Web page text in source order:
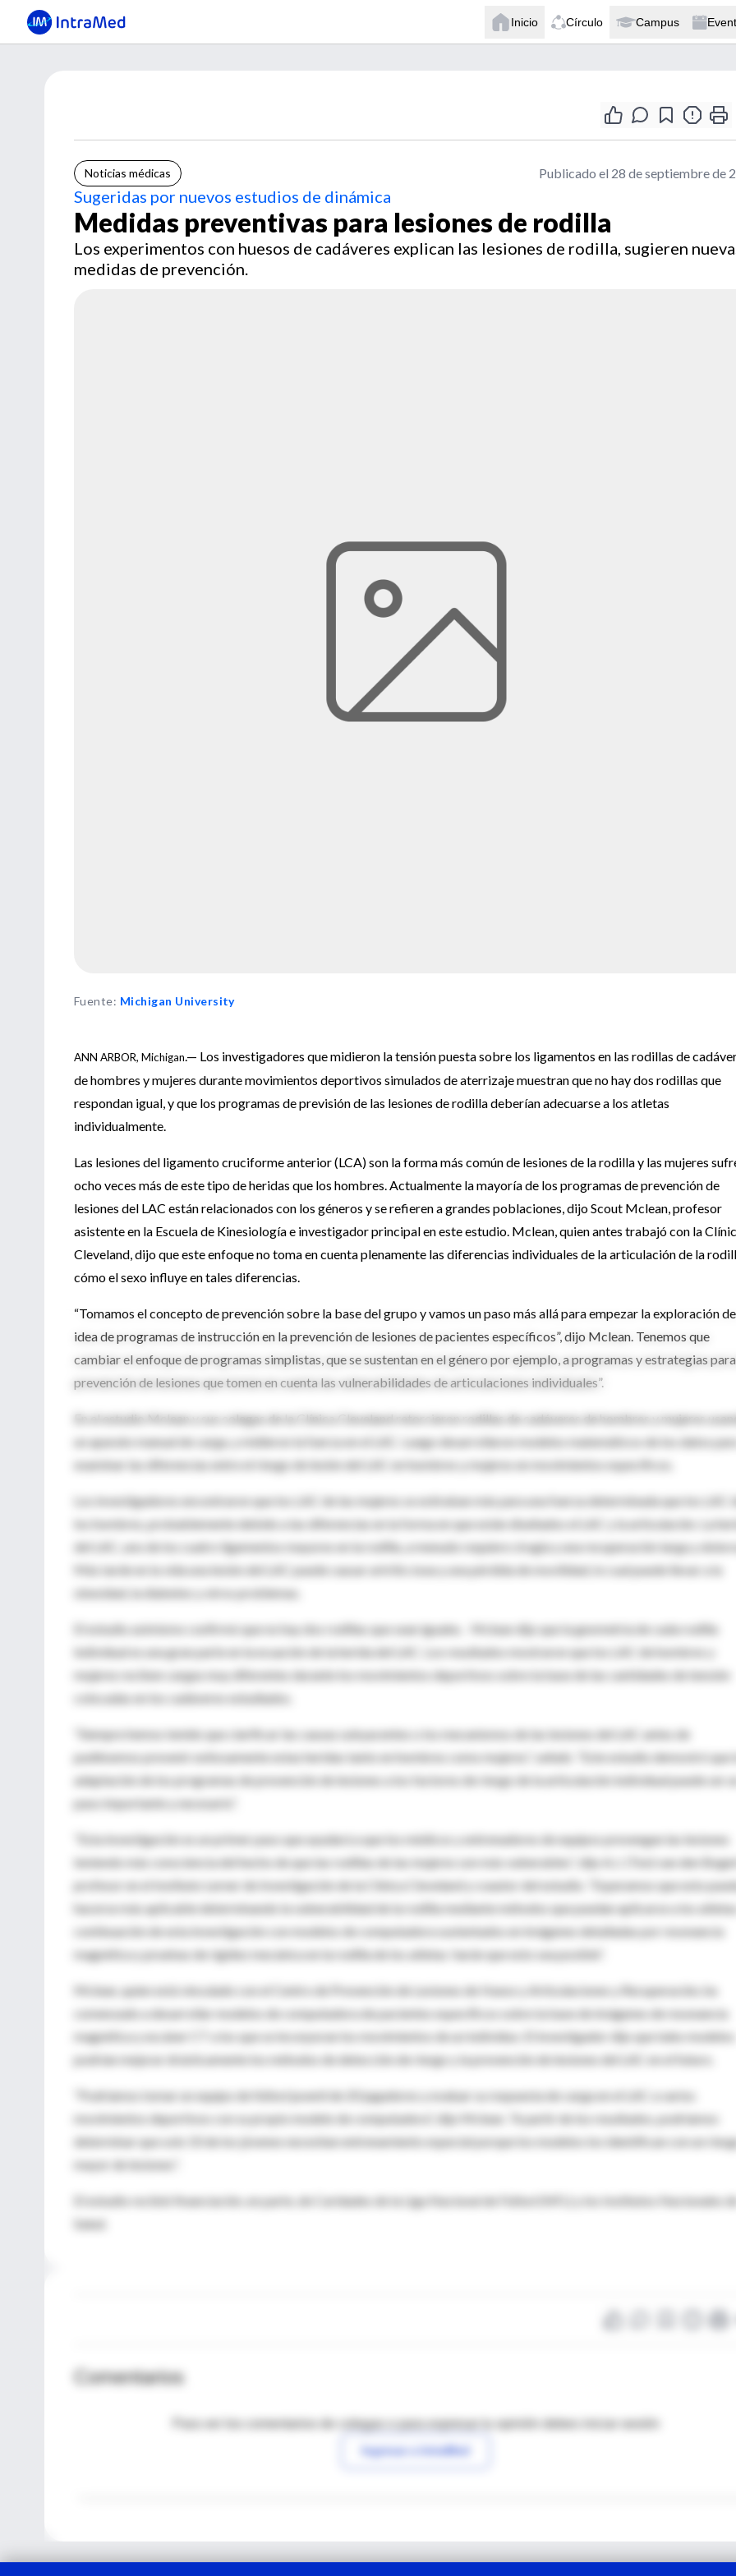
Inicio Círculo Campus
Noticias médicas Publicado el 28 de septiembre de
Sugeridas por nuevos estudios de dinámica
Medidas preventivas para lesiones de rodilla
Los experimentos con huesos de cadáveres explican las lesiones de rodilla, sugieren
medidas de prevención.
Fuente: Michigan University
ANN ARBOR, Michigan .— Los investigadores que midieron la tensión puesta sobre los ligamentos en las rodillas de
de hombres y mujeres durante movimientos deportivos simulados de aterrizaje muestran que no hay dos rodillas que
respondan igual, y que los programas de previsión de las lesiones de rodilla deberían adecuarse a los atletas
individualmente.
Las lesiones del ligamento cruciforme anterior (LCA) son la forma más común de lesiones de la rodilla y las mujeres
ocho veces más de este tipo de heridas que los hombres. Actualmente la mayoría de los programas de prevención de
lesiones del LAC están relacionados con los géneros y se refieren a grandes poblaciones, dijo Scout Mclean, profesor
asistente en la Escuela de Kinesiología e investigador principal en este estudio. Mclean, quien antes trabajó con la
Cleveland, dijo que este enfoque no toma en cuenta plenamente las diferencias individuales de la articulación de la
cómo el sexo influye en tales diferencias.
“Tomamos el concepto de prevención sobre la base del grupo y vamos un paso más allá para empezar la exploración
idea de programas de instrucción en la prevención de lesiones de pacientes específicos”, dijo Mclean. Tenemos que
cambiar el enfoque de programas simplistas, que se sustentan en el género por ejemplo, a programas y estrategias
prevención de lesiones que tomen en cuenta las vulnerabilidades de articulaciones individuales”.
En el estudio Mclean y sus colegas de la Clínica Cleveland retorcieron rodillas de cadáveres de hombres y mujeres
un aparato manual de carga, y midieron la fuerza en el LAC. Luego desarrollaron modelos matemáticos de los datos
examinar las diferencias entre el riesgo de lesión del LAC en hombres y mujeres en movimientos específicos.
Los investigadores encontraron que los LAC de las mujeres se estiraban más para una fuerza determinada que los LAC
los hombres, probablemente debido a las diferencias en la forma en que están diseñados el LAC y la articulación. La
del LAC, uno de los cuatro ligamentos mayores en la rodilla, a menudo requiere cirugía y una recuperación larga y
Más tarde en la vida una lesión del LAC puede causar artritis ósea y una pérdida de movilidad, lo cual puede llevar a la
obesidad, la diabetes y otros problemas.
El estudio asimismo confirmó que no hay dos rodillas que sean iguales. Mclean dijo que la geometría de cada rodilla
individual es una gran parte en la ecuación de la herida del LAC. Los resultados mostraron que los LAC de hombres y
mujeres reciben cargas muy diferentes durante los movimientos deportivos sobre la base de las cantidades de tensión
colocadas en los cadáveres estudiados.
“Siempre hemos tenido que clarificar las causas subyacentes o los mecanismos de las lesiones del LAC antes de
pudiésemos prevenir exitosamente estas heridas tanto en hombres como mujeres”, señaló. “Este estudio demostró que
adaptación de los programas de prevención de lesiones a los factores de riesgo de la articulación individual puede ser
paso importante y necesario”.
“Esta investigación es un primer paso que ayudará a que los médicos y entrenadores de equipos prevengan las lesiones
teniendo más consciencia del hecho de que las rodillas de las mujeres son más vulnerables”, dijo A.J. (Ton) van den
profesor en el Instituto Lerner de Investigación de la Clínica Cleveland y coautor del estudio. “Esperamos que esto
hacerse más aplicable determinando la vulnerabilidad de la rodilla mediante métodos que puedan aplicarse a los
continuación de esta investigación con modelos de computadora sustentados en imágenes detalladas por resonancia
magnética y pruebas de rigidez mecánica en la rodilla de los atletas harán que esto sea posible”.
Mclean, quien está vinculado con el Centro de Prevención de Lesiones de Hueso y Articulaciones y Recuperación, ha
comenzado a desarrollar modelos de computadora de pacientes específicos sobre la base de imágenes de resonancia
magnética y escáner CT a los que se incorporan los movimientos de un individuo. El investigador dijo que tales modelos
podrían mejorar drásticamente los métodos de detección de riesgo y la prevención de lesiones del LAC en el futuro.
“Podríamos tomar un equipo de fútbol juvenil de 20 jugadores y evaluar su respuesta de carga en el LAC a varios
movimientos deportivos con su propio modelo de computadora”, dijo Mclean. “A partir de los resultados, podríamos
determinar que solo 10 de los jóvenes necesitan entrenamiento especial porque los modelos los identifican con un
mayor de lesiones”.
El estudio recibió financiación, en parte, de Caridades de la Liga Nacional de Fútbol (NFL) y los Institutos Nacionales
Salud.
Comentarios
Para ver los comentarios de colegas o para expresar tu opinión debes iniciar sesión
Ingresar a IntraMed